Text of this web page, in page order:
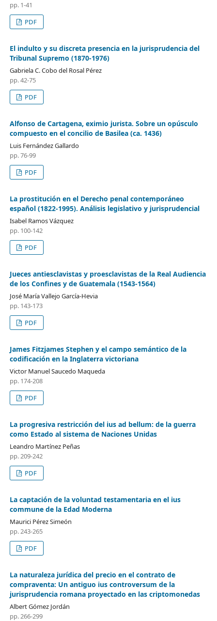
pp. 1-41
PDF
El indulto y su discreta presencia en la jurisprudencia del
Tribunal Supremo (1870-1976)
Gabriela C. Cobo del Rosal Pérez
pp. 42-75
PDF
Alfonso de Cartagena, eximio jurista. Sobre un opúsculo
compuesto en el concilio de Basilea (ca. 1436)
Luis Fernández Gallardo
pp. 76-99
PDF
La prostitución en el Derecho penal contemporáneo
español (1822-1995). Análisis legislativo y jurisprudencial
Isabel Ramos Vázquez
pp. 100-142
PDF
Jueces antiesclavistas y proesclavistas de la Real Audiencia
de los Confines y de Guatemala (1543-1564)
José María Vallejo García-Hevia
pp. 143-173
PDF
James Fitzjames Stephen y el campo semántico de la
codificación en la Inglaterra victoriana
Victor Manuel Saucedo Maqueda
pp. 174-208
PDF
La progresiva restricción del ius ad bellum: de la guerra
como Estado al sistema de Naciones Unidas
Leandro Martínez Peñas
pp. 209-242
PDF
La captación de la voluntad testamentaria en el ius
commune de la Edad Moderna
Maurici Pérez Simeón
pp. 243-265
PDF
La naturaleza jurídica del precio en el contrato de
compraventa: Un antiguo ius controversum de la
jurisprudencia romana proyectado en las criptomonedas
Albert Gómez Jordán
pp. 266-299